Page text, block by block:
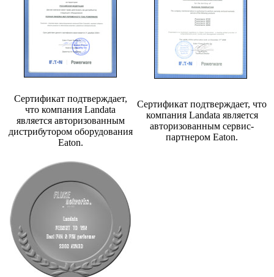
Сертификат подтверждает,
что компания Landata
является авторизованным
дистрибутором оборудования
Eaton.
Сертификат подтверждает, что
компания Landata является
авторизованным сервис-
партнером Eaton.